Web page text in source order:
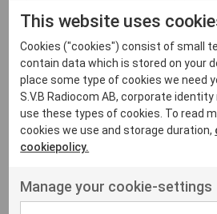
SVB RADIOCOM
SVB DP585
This website uses
Cookies ("cookies") consist of small
contain data which is stored on your
place some type of cookies we need
S.V.B Radiocom AB, corporate
use these types of cookies. To read
cookies we use and storage duration,
cookiepolicy.
Manage your cookie-settings